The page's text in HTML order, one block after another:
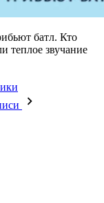
батл. Кто
звучание